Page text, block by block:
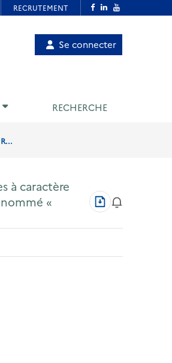
Menu
utilisateur
Se connecter
RECHERCHE
à caractère
«
Télécharger
au